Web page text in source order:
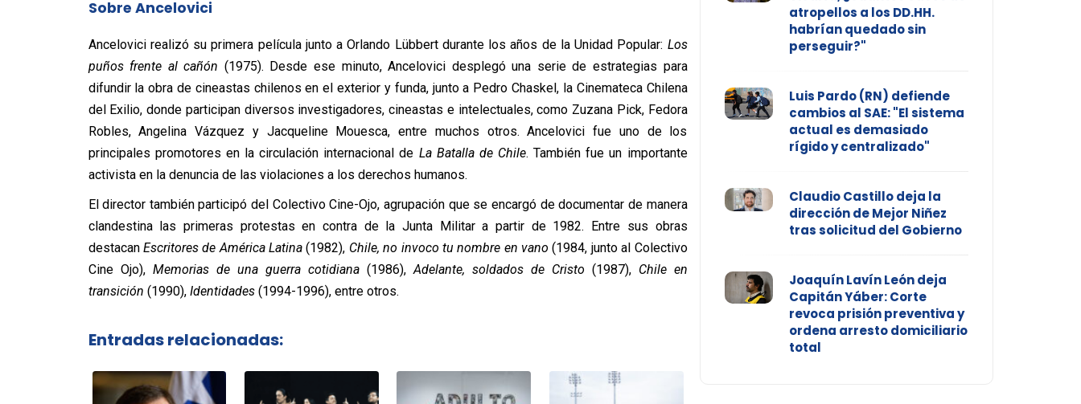
Sobre Ancelovici
Ancelovici realizó su primera película junto a Orlando Lübbert durante los años de la Unidad Popular: Los
puños frente al cañón (1975). Desde ese minuto, Ancelovici desplegó una serie de estrategias para
difundir la obra de cineastas chilenos en el exterior y funda, junto a Pedro Chaskel, la Cinemateca Chilena
del Exilio, donde participan diversos investigadores, cineastas e intelectuales, como Zuzana Pick, Fedora
Robles, Angelina Vázquez y Jacqueline Mouesca, entre muchos otros. Ancelovici fue uno de los
principales promotores en la circulación internacional de La Batalla de Chile. También fue un importante
activista en la denuncia de las violaciones a los derechos humanos.
El director también participó del Colectivo Cine-Ojo, agrupación que se encargó de documentar de manera
clandestina las primeras protestas en contra de la Junta Militar a partir de 1982. Entre sus obras
destacan Escritores de América Latina (1982), Chile, no invoco tu nombre en vano (1984, junto al Colectivo
Cine Ojo), Memorias de una guerra cotidiana(1986),Adelante, soldados de Cristo (1987), Chile en
transición (1990), Identidades(1994-1996), entre otros.
Entradas relacionadas:
atropellos a los DD.HH.
habrían quedado sin
perseguir?"
Luis Pardo (RN) defiende
cambios al SAE: "El sistema
actual es demasiado
rígido y centralizado"
Claudio Castillo deja la
dirección de Mejor Niñez
tras solicitud del Gobierno
Joaquín Lavín León deja
Capitán Yáber: Corte
revoca prisión preventiva y
ordena arresto domiciliario
total